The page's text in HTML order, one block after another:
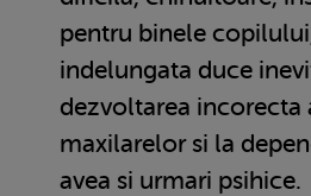
pentru binele
indelungata duce
dezvoltarea incorecta
maxilarelor si la
avea si urmari psihice.